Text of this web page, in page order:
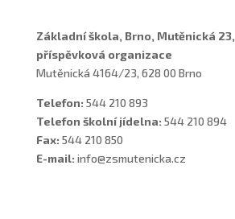
Základní škola, Brno, Mutěnická 23,
příspěvková organizace
Mutěnická 4164/23, 628 00 Brno
Telefon: 544 210 893
Telefon školní jídelna: 544 210 894
Fax: 544 210 850
E-mail: info@zsmutenicka.cz